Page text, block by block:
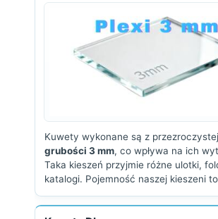
Kuwety wykonane są z przezroczystej
grubości 3 mm, co wpływa na ich
Taka kieszeń przyjmie różne ulotki,
katalogi. Pojemność naszej kieszeni to